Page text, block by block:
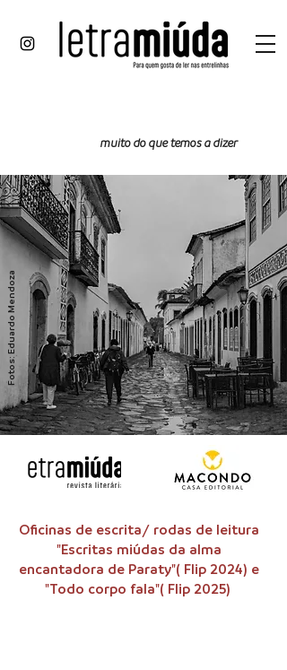
muito do que temos a dizer
Fotos: Eduardo Mendoza
Oficinas de escrita/ rodas de leitura
"Escritas miúdas da alma
encantadora de Paraty"( Flip 2024) e
"Todo corpo fala"( Flip 2025)